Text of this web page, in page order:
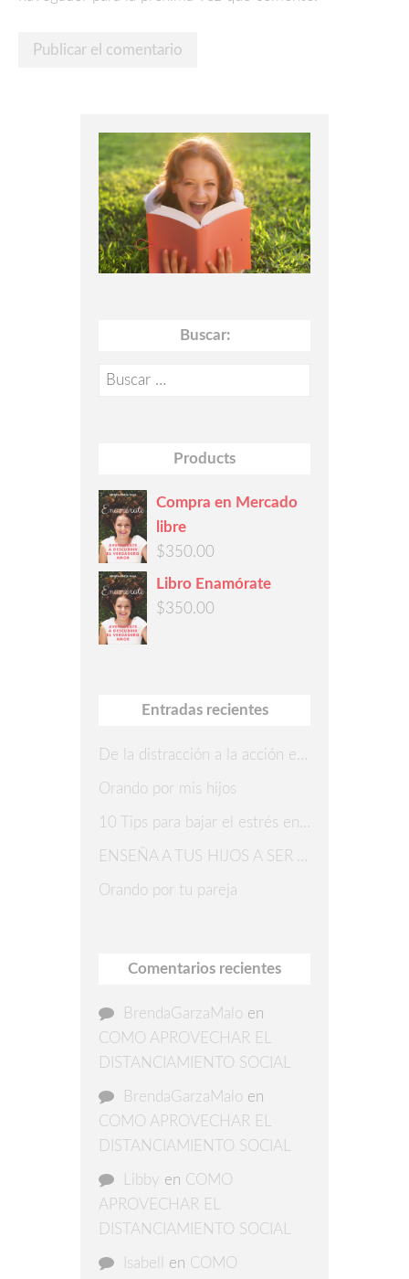
Buscar:
Buscar:
Products
Compra en Mercado
libre
$350.00
Libro Enamórate
$350.00
Entradas recientes
De la distracción a la acción en 7 pasos
Orando por mis hijos
10 Tips para bajar el estrés en Navidad
ENSEÑA A TUS HIJOS A SER AGRADECIDOS
Orando por tu pareja
Comentarios recientes
BrendaGarzaMalo en
COMO APROVECHAR EL
DISTANCIAMIENTO SOCIAL
BrendaGarzaMalo en
COMO APROVECHAR EL
DISTANCIAMIENTO SOCIAL
Libby en COMO
APROVECHAR EL
DISTANCIAMIENTO SOCIAL
Isabell en COMO